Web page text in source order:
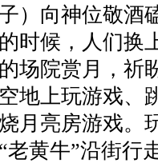
）向神位敬酒
时候，人们换
场院赏月，祈
地上玩游戏、
月亮房游戏。
黄牛”沿街行